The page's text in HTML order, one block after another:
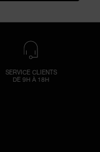
SERVICE CLIENTS
DE 9H À 18H